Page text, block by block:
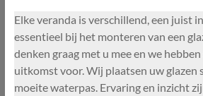
Elke veranda is verschillend, een juist
essentieel bij het monteren van een
denken graag met u mee en we
uitkomst voor. Wij plaatsen uw glazen
moeite waterpas. Ervaring en inzicht